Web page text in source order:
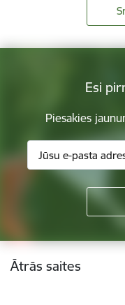
Esi
Piesakies
Kājene
Ātrās saites